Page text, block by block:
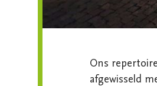
Ons
afgewisseld